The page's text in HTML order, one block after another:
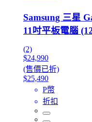
Samsung 三星
11吋平板電腦
(2)
$24,990
(售價已折)
$25,490
P幣
折扣